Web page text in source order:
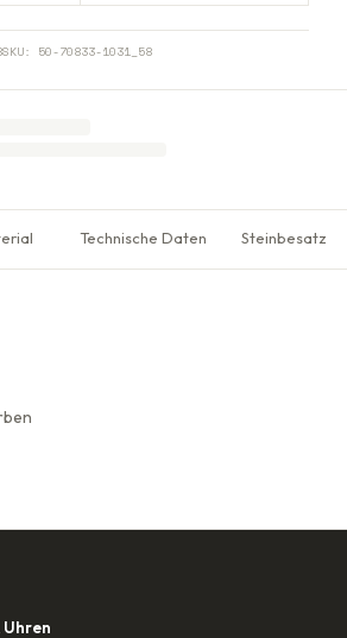
SKU: 50-70833-1031_58
Technische Daten Steinbesatz
Uhren